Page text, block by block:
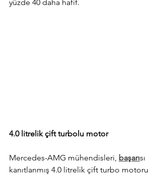
yüzde 40 daha hafif.
4.0 litrelik çift turbolu motor
Mercedes-AMG mühendisleri, başarısı
kanıtlanmış 4.0 litrelik çift turbo motoru